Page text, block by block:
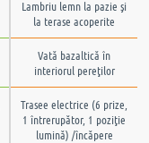
Lambriu lemn la pazie şi
la terase acoperite
Vată bazaltică în
interiorul pereţilor
Trasee electrice (6 prize,
1 întrerupător, 1 poziţie
lumină) /încăpere